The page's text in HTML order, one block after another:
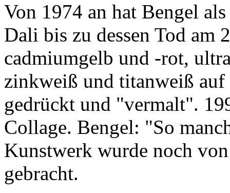
Von 1974 an hat Bengel
Dali bis zu dessen Tod am
cadmiumgelb und -rot,
zinkweiß und titanweiß
gedrückt und "vermalt".
Collage. Bengel: "So
Kunstwerk wurde noch
gebracht.